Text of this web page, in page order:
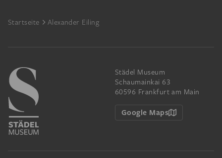
Footer
Startseite Alexander Eiling
Städel Museum
Schaumainkai 63
60596 Frankfurt am Main
Google Maps